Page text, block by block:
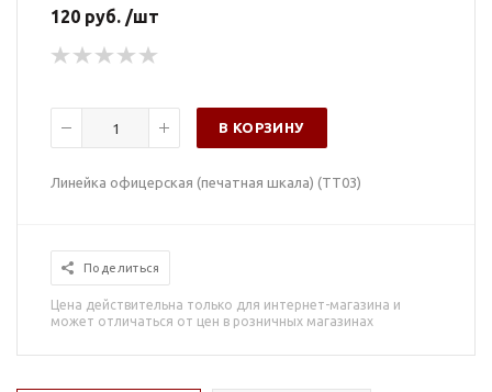
120 руб. /шт
В КОРЗИНУ
Линейка офицерская (печатная шкала) (ТТ03)
Поделиться
Цена действительна только для интернет-магазина и
может отличаться от цен в розничных магазинах